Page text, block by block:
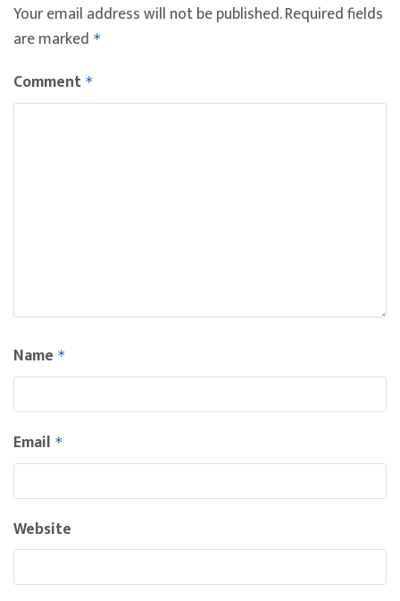
Your email address will not be published.Required fields
are marked *
Comment *
Name *
Email *
Website